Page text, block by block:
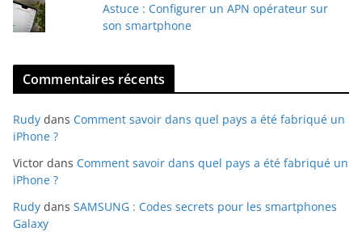
Astuce : Configurer un APN opérateur sur
son smartphone
Commentaires récents
Rudy dans Comment savoir dans quel pays a été fabriqué un
iPhone ?
Victor dans Comment savoir dans quel pays a été fabriqué un
iPhone ?
Rudy dans SAMSUNG : Codes secrets pour les smartphones
Galaxy